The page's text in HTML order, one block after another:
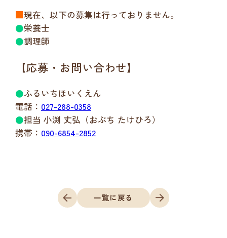
■現在、以下の募集は行っておりません。
●栄養士
●調理師
【応募・お問い合わせ】
●ふるいちほいくえん
電話： 027-288-0358
●担当 小渕 丈弘（おぶち たけひろ）
携帯： 090-6854-2852
一覧に戻る